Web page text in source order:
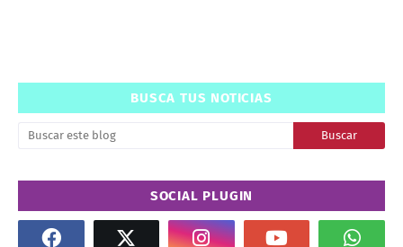
BUSCA TUS NOTICIAS
SOCIAL PLUGIN